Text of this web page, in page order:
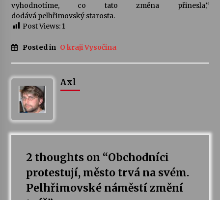
vyhodnotíme, co tato změna přinesla,“
dodává pelhřimovský starosta.
Post Views: 1
Posted in O kraji Vysočina
Axl
2 thoughts on “Obchodníci
protestují, město trvá na svém.
Pelhřimovské náměstí změní